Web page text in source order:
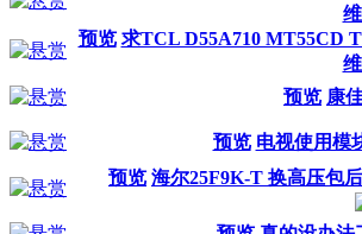
预览 求TCL D55A710 MT55CD
预览 康
预览 电视使用模
预览 海尔25F9K-T 换高压包